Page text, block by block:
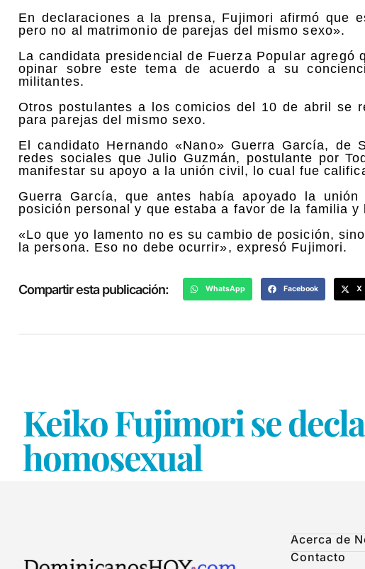
En declaraciones a la prensa, Fujimori afirmó que
pero no al matrimonio de parejas del mismo sexo».
La candidata presidencial de Fuerza Popular agregó
opinar sobre este tema de acuerdo a su
militantes.
Otros postulantes a los comicios del 10 de abril se
para parejas del mismo sexo.
El candidato Hernando «Nano» Guerra García, de
redes sociales que Julio Guzmán, postulante por
manifestar su apoyo a la unión civil, lo cual fue
Guerra García, que antes había apoyado la
posición personal y que estaba a favor de la familia y
«Lo que yo lamento no es su cambio de posición,
la persona. Eso no debe ocurrir», expresó Fujimori.
Compartir esta publicación: WhatsApp Facebook X
Keiko Fujimori se
homosexual
Acerca de
Contacto